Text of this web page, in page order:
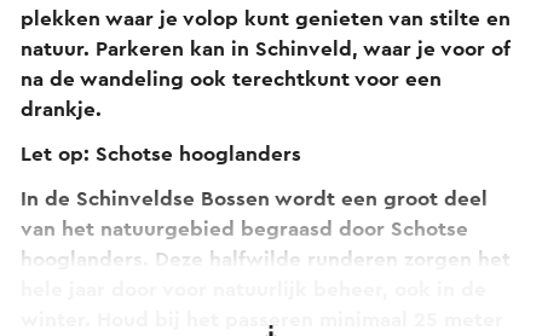
plekken waar je volop kunt genieten van stilte en
natuur. Parkeren kan in Schinveld, waar je voor of
na de wandeling ook terechtkunt voor een
drankje.
Let op: Schotse hooglanders
In de Schinveldse Bossen wordt een groot deel
van het natuurgebied begraasd door Schotse
hooglanders. Deze halfwilde runderen zorgen het